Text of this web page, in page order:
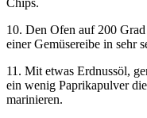
10. Den Ofen auf 200
einer Gemüsereibe in sehr
11. Mit etwas Erdnussöl,
ein wenig Paprikapulver
marinieren.